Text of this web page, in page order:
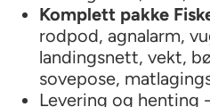
Komplett pakke
rodpod, agnalarm,
landingsnett, vekt,
sovepose,
Levering og henting